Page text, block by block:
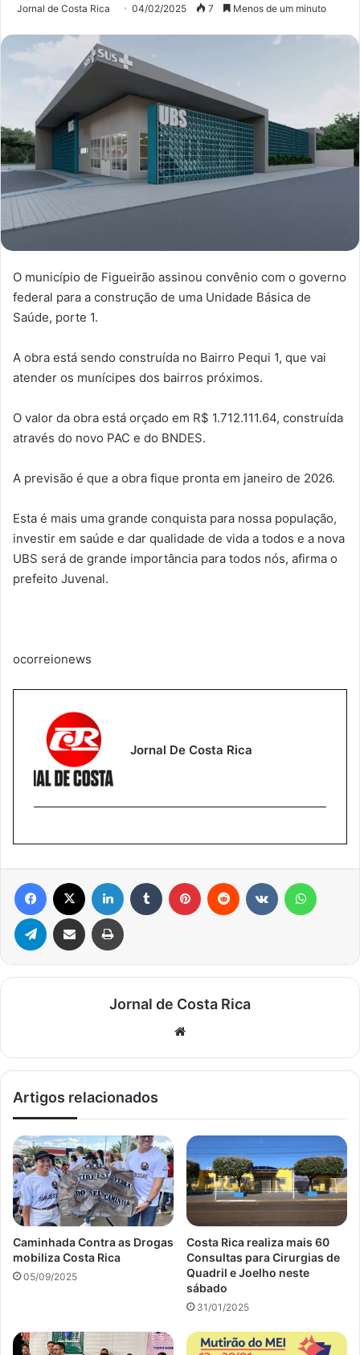
Jornal de Costa Rica 04/02/2025 7 Menos de um minuto
O município de Figueirão assinou convênio com o governo
federal para a construção de uma Unidade Básica de
Saúde, porte 1.
A obra está sendo construída no Bairro Pequi 1, que vai
atender os munícipes dos bairros próximos.
O valor da obra está orçado em R$ 1.712.111.64, construída
através do novo PAC e do BNDES.
A previsão é que a obra fique pronta em janeiro de 2026.
Esta é mais uma grande conquista para nossa população,
investir em saúde e dar qualidade de vida a todos e a nova
UBS será de grande importância para todos nós, afirma o
prefeito Juvenal.
ocorreionews
Jornal De Costa Rica
Facebook Linkedin Tumblr Pinterest Reddit
Telegram Compartilhar via e-mail Imprimir
Jornal de Costa Rica
Artigos relacionados
Caminhada Contra as Drogas
mobiliza Costa Rica
05/09/2025
Costa Rica realiza mais 60
Consultas para Cirurgias de
Quadril e Joelho neste
sábado
31/01/2025